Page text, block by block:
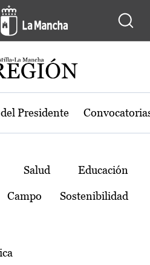
de Castilla-La
Presidente
Salud Educación
Campo Sostenibilidad